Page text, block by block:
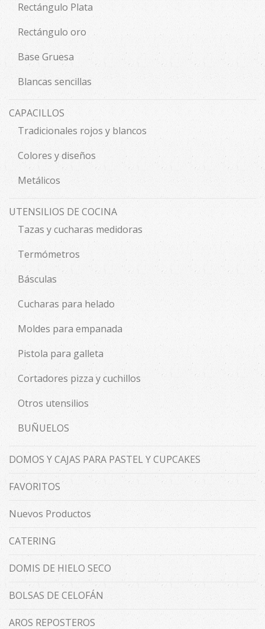
Rectángulo Plata
Rectángulo oro
Base Gruesa
Blancas sencillas
CAPACILLOS
Tradicionales rojos y blancos
Colores y diseños
Metálicos
UTENSILIOS DE COCINA
Tazas y cucharas medidoras
Termómetros
Básculas
Cucharas para helado
Moldes para empanada
Pistola para galleta
Cortadores pizza y cuchillos
Otros utensilios
BUÑUELOS
DOMOS Y CAJAS PARA PASTEL Y CUPCAKES
FAVORITOS
Nuevos Productos
CATERING
DOMIS DE HIELO SECO
BOLSAS DE CELOFÁN
AROS REPOSTEROS